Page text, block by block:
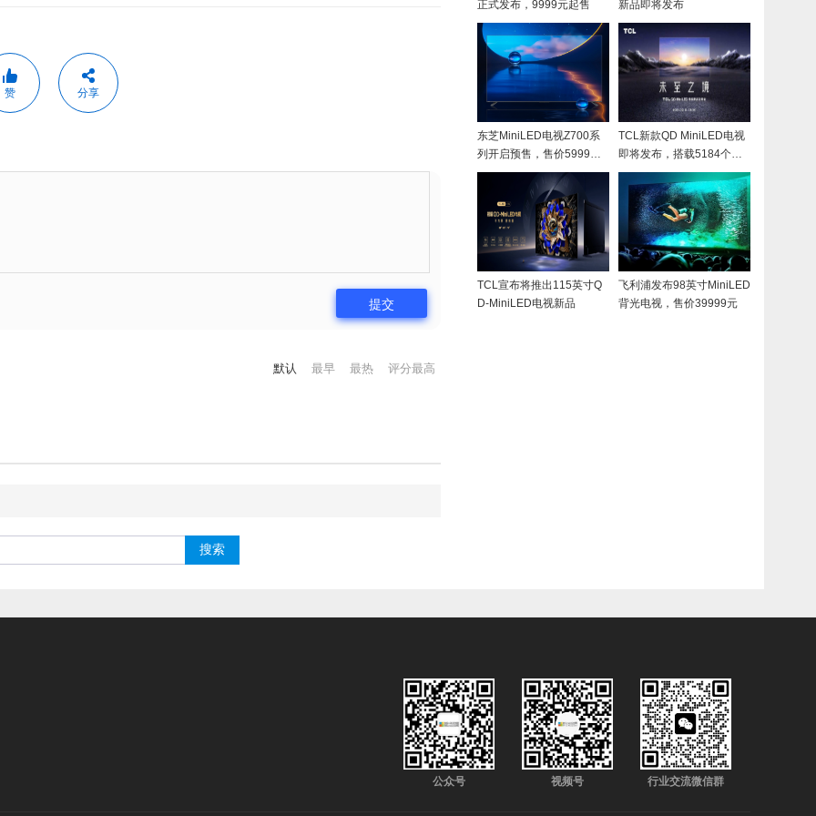
赞 分享
提交
默认 最早 最热 评分最高
正式发布，9999元起售 新品即将发布
东芝MiniLED电视Z700系
列开启预售，售价5999元
起
TCL新款QD MiniLED电视
即将发布，搭载5184个背
光分区
TCL宣布将推出115英寸Q
D-MiniLED电视新品
飞利浦发布98英寸MiniLED
背光电视，售价39999元
公众号 视频号 行业交流微信群